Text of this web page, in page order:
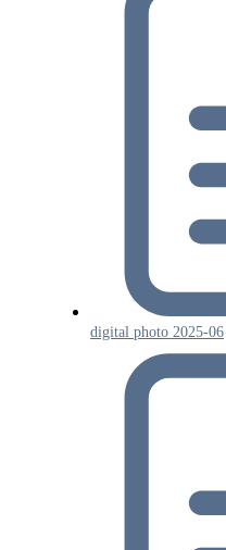
digital photo 2025-06